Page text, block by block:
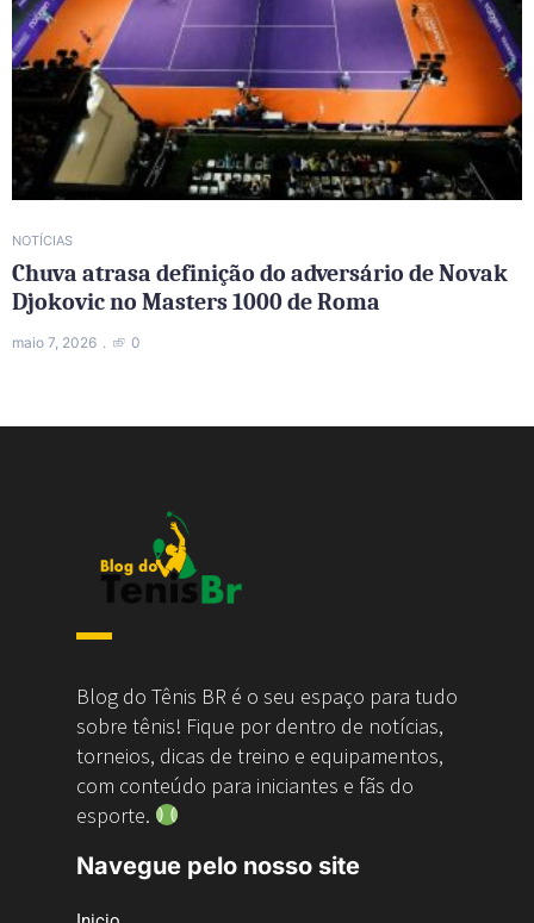
NOTÍCIAS
Chuva atrasa definição do adversário de Novak
Djokovic no Masters 1000 de Roma
maio 7, 2026 0
Blog do Tênis BR é o seu espaço para tudo
sobre tênis! Fique por dentro de notícias,
torneios, dicas de treino e equipamentos,
com conteúdo para iniciantes e fãs do
esporte.
Navegue pelo nosso site